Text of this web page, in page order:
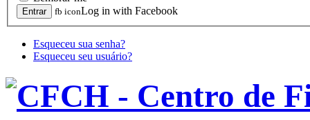
fb iconLog in with Facebook
Esqueceu sua senha?
Esqueceu seu usuário?